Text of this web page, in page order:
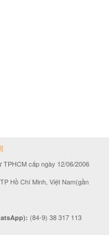
cấp ngày 12/06/2006
Hồ Chí Minh, Việt Nam(gần
(84-9) 38 317 113